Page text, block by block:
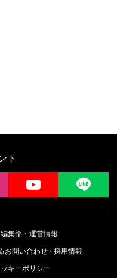
ト
instagram YouTube
編集部・運営情報
お問い合わせ 採用情報
キーポリシー